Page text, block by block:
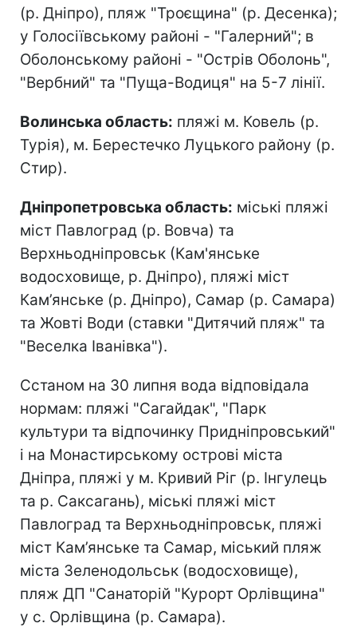
(р. Дніпро), пляж "Троєщина" (р. Десенка);
у Голосіївському районі - "Галерний"; в
Оболонському районі - "Острів Оболонь",
"Вербний" та "Пуща-Водиця" на 5-7 лінії.
Волинська область: пляжі м. Ковель (р.
Турія), м. Берестечко Луцького району (р.
Стир).
Дніпропетровська область: міські пляжі
міст Павлоград (р. Вовча) та
Верхньодніпровськ (Кам'янське
водосховище, р. Дніпро), пляжі міст
Кам’янське (р. Дніпро), Самар (р. Самара)
та Жовті Води (ставки "Дитячий пляж" та
"Веселка Іванівка").
Сстаном на 30 липня вода відповідала
нормам: пляжі "Сагайдак", "Парк
культури та відпочинку Придніпровський"
і на Монастирському острові міста
Дніпра, пляжі у м. Кривий Ріг (р. Інгулець
та р. Саксагань), міські пляжі міст
Павлоград та Верхньодніпровськ, пляжі
міст Кам’янське та Самар, міський пляж
міста Зеленодольськ (водосховище),
пляж ДП "Санаторій "Курорт Орлівщина"
у с. Орлівщина (р. Самара).